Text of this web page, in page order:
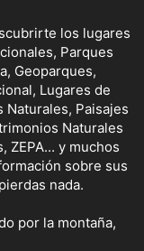
los lugares
Parques
Geoparques,
Lugares de
Paisajes
Naturales
ZEPA... y muchos
sobre sus
nada.
por la montaña,